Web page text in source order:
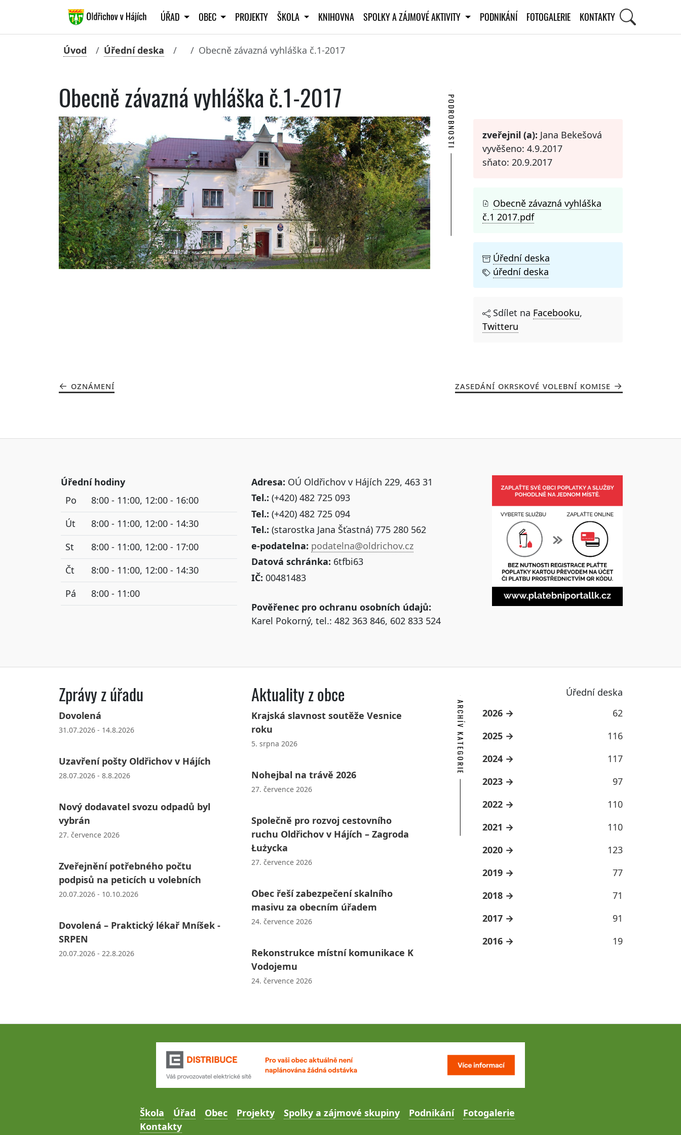
ÚŘAD OBEC PROJEKTY ŠKOLA KNIHOVNA SPOLKY A ZÁJMOVÉ AKTIVITY PODNIKÁNÍ FOTOGALERIE KONTAKTY
Úvod Úřední deska Obecně závazná vyhláška č.1-2017
Obecně závazná vyhláška č.1-2017 PODROBNOSTI zveřejnil (a): Jana Bekešová
vyvěšeno: 4.9.2017
sňato: 20.9.2017
Obecně závazná vyhláška
č.1 2017.pdf
Úřední deska
úřední deska
Sdílet na Facebooku,
Twitteru
OZNÁMENÍ ZASEDÁNÍ OKRSKOVÉ VOLEBNÍ KOMISE
Úřední hodiny
Po
8:00 - 11:00, 12:00 - 16:00
Út
8:00 - 11:00, 12:00 - 14:30
St
8:00 - 11:00, 12:00 - 17:00
Čt
8:00 - 11:00, 12:00 - 14:30
Pá
8:00 - 11:00
Adresa: OÚ Oldřichov v Hájích 229, 463 31
Tel.: (+420) 482 725 093
Tel.: (+420) 482 725 094
Tel.: (starostka Jana Šťastná) 775 280 562
e-podatelna: podatelna@oldrichov.cz
Datová schránka: 6tfbi63
IČ: 00481483
Pověřenec pro ochranu osobních údajů:
Karel Pokorný, tel.: 482 363 846, 602 833 524
Zprávy z úřadu
Dovolená
31.07.2026 - 14.8.2026
Uzavření pošty Oldřichov v Hájích
28.07.2026 - 8.8.2026
Nový dodavatel svozu odpadů byl
vybrán
27. července 2026
Zveřejnění potřebného počtu
podpisů na peticích u volebních
20.07.2026 - 10.10.2026
Dovolená – Praktický lékař Mníšek -
SRPEN
20.07.2026 - 22.8.2026
Aktuality z obce
Krajská slavnost soutěže Vesnice
roku
5. srpna 2026
Nohejbal na trávě 2026
27. července 2026
Společně pro rozvoj cestovního
ruchu Oldřichov v Hájích – Zagroda
Łużycka
27. července 2026
Obec řeší zabezpečení skalního
masivu za obecním úřadem
24. července 2026
Rekonstrukce místní komunikace K
Vodojemu
24. července 2026
Úřední deska
ARCHÍV KATEGORIE 2026
62
2025
116
2024
117
2023
97
2022
110
2021
110
2020
123
2019
77
2018
71
2017
91
2016
19
Škola Úřad Obec Projekty Spolky a zájmové skupiny Podnikání
Fotogalerie
Kontakty